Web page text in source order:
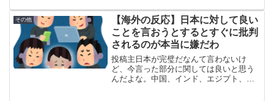
た通りアメリカ兵の命が救われたこと。
もう1つは、冷戦期に核を使...
その他
【海外の反応】日本に対して良い
ことを言おうとするとすぐに批判
されるのが本当に嫌だわ
投稿主日本が完璧だなんて言わないけ
ど、今言った部分に関しては良いと思う
んだよな。中国、インド、エジプト、ド